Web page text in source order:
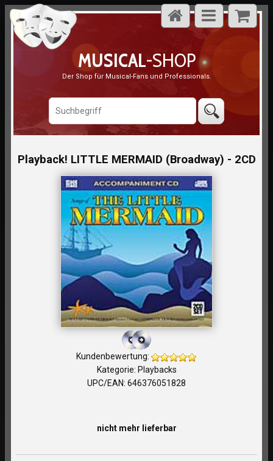
MUSICAL-SHOP
Der Shop für Musical-Fans und Professionals.
Playback! LITTLE MERMAID (Broadway) - 2CD
Kundenbewertung:
Kategorie: Playbacks
UPC/EAN: 646376051828
nicht mehr lieferbar